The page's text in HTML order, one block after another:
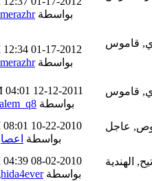
بواسطةamerazhr
01-17-2012
12:34 PM
بواسطةamerazhr
12-12-2011
04:01 AM
بواسطةsalem_q8
10-22-2010
08:01 PM
بواسطةاعصار
08-02-2010
04:39 PM
بواسطةghida4ever